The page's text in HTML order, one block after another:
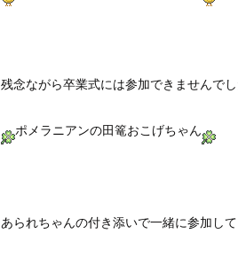
残念ながら卒業式には参加できませんで
ポメラニアンの田篭おこげちゃん
あられちゃんの付き添いで一緒に参加し